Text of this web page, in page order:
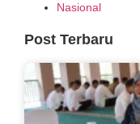
Nasional
Post Terbaru